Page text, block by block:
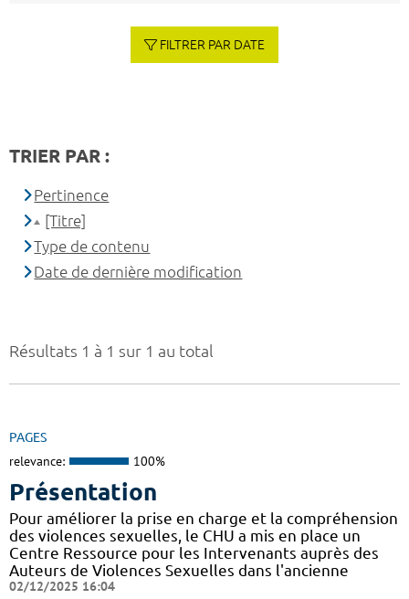
Résultats 1 à 1 sur 1 au total
PAGES
relevance: 100%
Présentation
Pour améliorer la prise en charge et la compréhension
des violences sexuelles, le CHU a mis en place un
Centre Ressource pour les Intervenants auprès des
Auteurs de Violences Sexuelles dans l'ancienne
02/12/2025 16:04
FILTRER PAR DATE
TRIER PAR :
Pertinence
[Titre]
Type de contenu
Date de dernière modification